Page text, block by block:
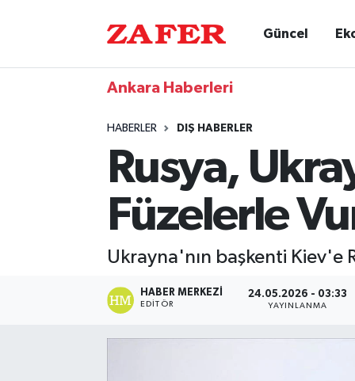
Güncel
Ankara Haberleri
HABERLER DIŞ HABERLER
Rusya,
Füzelerle
Ukrayna'nın başkenti Kiev'e
HABER MERKEZI
EDITÖR
24.05.2026 - 03:33
YAYINLANMA